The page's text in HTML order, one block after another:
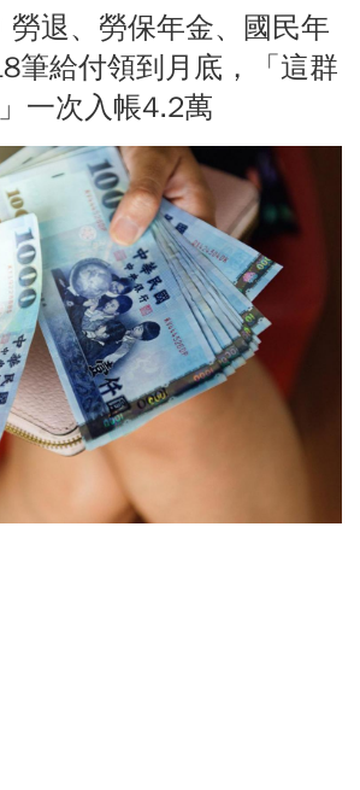
勞退、勞保年金、國民年
筆給付領到月底，「這群
一次入帳4.2萬